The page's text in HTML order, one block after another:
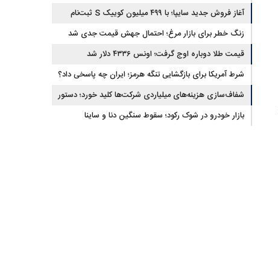
آغاز فروش جدید سایپا؛ با ۴۹۹ میلیون کوییک S ثبت‌نام
کنید+جزئیات
زنگ خطر برای بازار مرغ؛ احتمال جهش قیمت جدی شد
قیمت طلا دوباره اوج گرفت؛ اونس ۴۳۳۶ دلار شد
شرط آمریکا برای بازگشایی تنگه هرمز؛ ایران چه پاسخی داد؟
شفاف‌سازی هزینه‌های میلیاردی شرکت‌ها کلید خورد؛ دستور
جدید سازمان بورس
بازار خودرو در شوک رکود؛ سقوط سنگین دنا و ساینا